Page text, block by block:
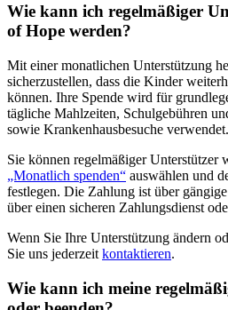
Wie kann ich regelmäßiger
of Hope werden?
Mit einer monatlichen Unterstützung
sicherzustellen, dass die Kinder
können. Ihre Spende wird für
tägliche Mahlzeiten, Schulgebühren
sowie Krankenhausbesuche verwendet.
Sie können regelmäßiger Unterstützer
„Monatlich spenden“ auswählen und
festlegen. Die Zahlung ist über
über einen sicheren Zahlungsdienst
Wenn Sie Ihre Unterstützung ändern
Sie uns jederzeit kontaktieren.
Wie kann ich meine